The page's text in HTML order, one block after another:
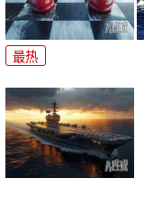
最热